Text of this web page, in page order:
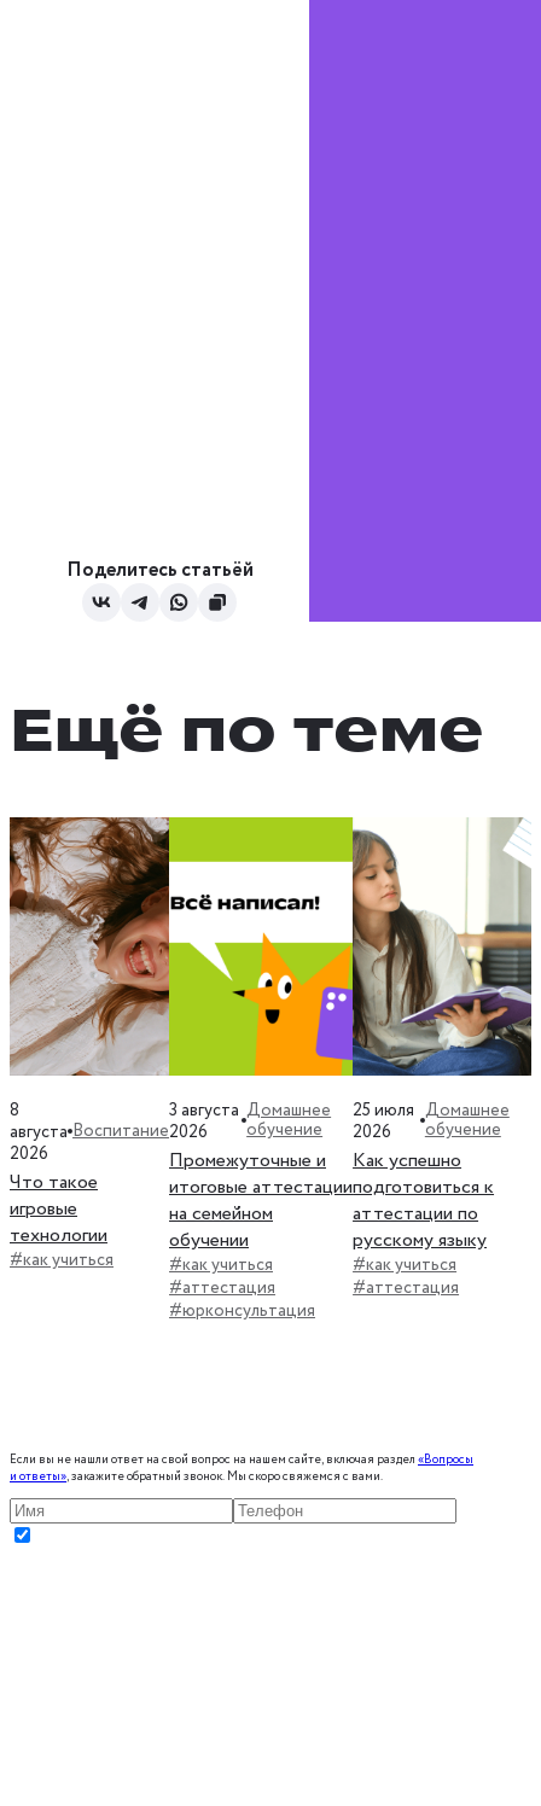
Поделитесь статьёй
Ещё по теме
8
августа
2026
Воспитание
Что такое
игровые
технологии
#как учиться
3 августа
2026
Домашнее
обучение
Промежуточные и
итоговые аттестации
на семейном
обучении
#как учиться
#аттестация
#юрконсультация
25 июля
2026
Домашнее
обучение
Как успешно
подготовиться к
аттестации по
русскому языку
#как учиться
#аттестация
Если вы не нашли ответ на свой вопрос на нашем сайте, включая раздел «Вопросы
и ответы», закажите обратный звонок. Мы скоро свяжемся с вами.